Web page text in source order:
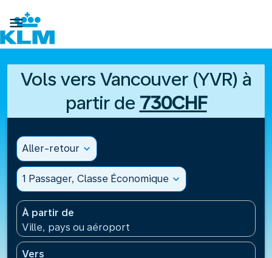

Vols vers Vancouver (YVR) à
partir de 730CHF
Aller-retour expand_more
1 Passager, Classe Économique expand_more
À partir de
Ville, pays ou aéroport
Vers